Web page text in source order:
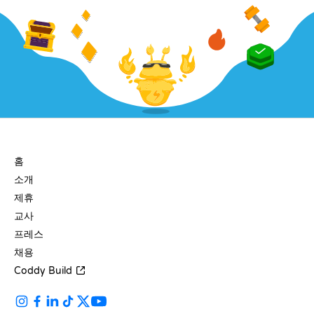
홈
소개
제휴
교사
프레스
채용
Coddy Build